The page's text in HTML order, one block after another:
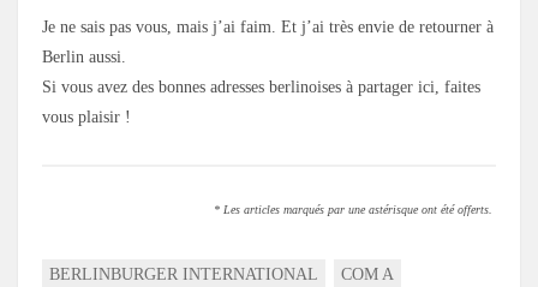
Je ne sais pas vous, mais j’ai faim. Et j’ai très envie de retourner à
Berlin aussi.
Si vous avez des bonnes adresses berlinoises à partager ici, faites
vous plaisir !
* Les articles marqués par une astérisque ont été offerts.
BERLINBURGER INTERNATIONAL
COM A